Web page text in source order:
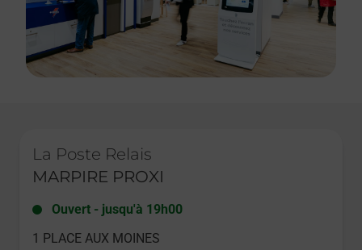
La Poste Relais
MARPIRE PROXI
Ouvert - jusqu'à 19h00
1 PLACE AUX MOINES